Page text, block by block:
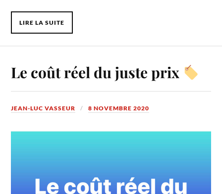
LIRE LA SUITE
Le coût réel du juste prix
JEAN-LUC VASSEUR 8 NOVEMBRE 2020